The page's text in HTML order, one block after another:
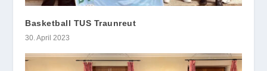
Basketball TUS Traunreut
30. April 2023